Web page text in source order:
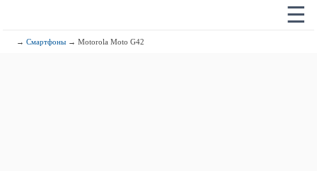
☰
→Смартфоны → Motorola Moto G42